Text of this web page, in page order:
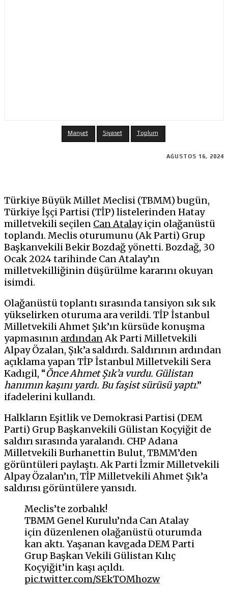
Manşet Siyaset Toplum
AĞUSTOS 16, 2024
Türkiye Büyük Millet Meclisi (TBMM) bugün,
Türkiye İşçi Partisi (TİP) listelerinden Hatay
milletvekili seçilen Can Atalayiçin olağanüstü
toplandı. Meclis oturumunu (Ak Parti) Grup
Başkanvekili Bekir Bozdağ yönetti. Bozdağ, 30
Ocak 2024 tarihinde Can Atalay’ın
milletvekilliğinin düşürülme kararını okuyan
isimdi.
Olağanüstü toplantı sırasında tansiyon sık sık
yükselirken oturuma ara verildi. TİP İstanbul
Milletvekili Ahmet Şık’ın kürsüde konuşma
yapmasının ardındanAk Parti Milletvekili
Alpay Özalan, Şık’a saldırdı. Saldırının ardından
açıklama yapan TİP İstanbul Milletvekili Sera
Kadıgil, “Önce Ahmet Şık’a vurdu. Gülistan
hanımın kaşını yardı. Bu faşist sürüsü yaptı.”
ifadelerini kullandı.
Halkların Eşitlik ve Demokrasi Partisi (DEM
Parti) Grup Başkanvekili Gülistan Koçyiğit de
saldırı sırasında yaralandı. CHP Adana
Milletvekili Burhanettin Bulut, TBMM’den
görüntüleri paylaştı. Ak Parti İzmir Milletvekili
Alpay Özalan’ın, TİP Milletvekili Ahmet Şık’a
saldırısı görüntülere yansıdı.
Meclis’te zorbalık!
TBMM Genel Kurulu’nda Can Atalay
için düzenlenen olağanüstü oturumda
kan aktı. Yaşanan kavgada DEM Parti
Grup Başkan Vekili Gülistan Kılıç
Koçyiğit’in kaşı açıldı.
pic.twitter.com/SEkTOMhozw